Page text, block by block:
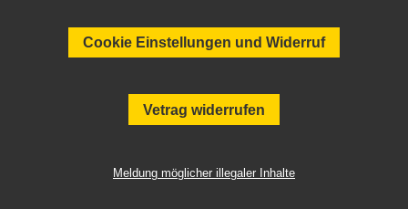
Cookie Einstellungen und Widerruf
Vetrag widerrufen
Meldung möglicher illegaler Inhalte